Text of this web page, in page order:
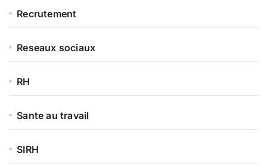
Recrutement
Reseaux sociaux
RH
Sante au travail
SIRH